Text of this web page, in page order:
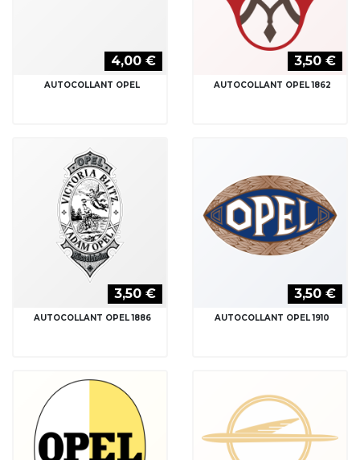
4,00 €
AUTOCOLLANT OPEL
3,50 €
AUTOCOLLANT OPEL 1862
3,50 €
AUTOCOLLANT OPEL 1886
3,50 €
AUTOCOLLANT OPEL 1910